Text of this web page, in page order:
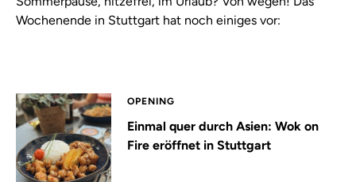
Wochenende in Stuttgart hat noch einiges vor:
OPENING
Einmal quer durch Asien: Wok on
Fire eröffnet in Stuttgart